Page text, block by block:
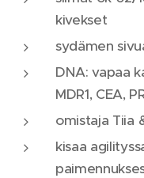
kivekset
sydämen
DNA: vapaa
MDR1, CEA,
omistaja Tiia
kisaa